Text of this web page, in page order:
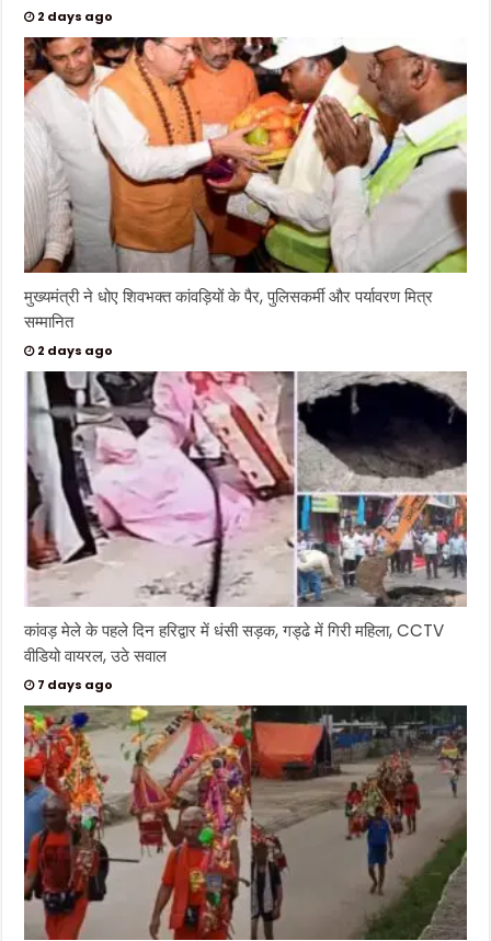
2 days ago
मुख्यमंत्री ने धोए शिवभक्त कांवड़ियों के पैर, पुलिसकर्मी और पर्यावरण मित्र
सम्मानित
2 days ago
कांवड़ मेले के पहले दिन हरिद्वार में धंसी सड़क, गड्ढे में गिरी महिला, CCTV
वीडियो वायरल, उठे सवाल
7 days ago